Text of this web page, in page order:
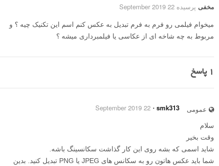
مخفی پرسیده 22 September 2019
میخوام فیلمی رو فرم به فرم تبدیل به عکس کنم اسم این تکنیک چیه ؟ و
مربوط به چه شاخه ای از عکاسی یا فیلمبرداری میشه ؟
1 پاسخ
عمومی smk313
⋅
22 September 2019
سلام
وقت بخیر
شاید اسمی که بشه روی این کار گذاشت سکانسینگ باشه.
شما باید عکس هاتون رو به سکانس های JPEG یا PNG تبدیل کنید. بدین